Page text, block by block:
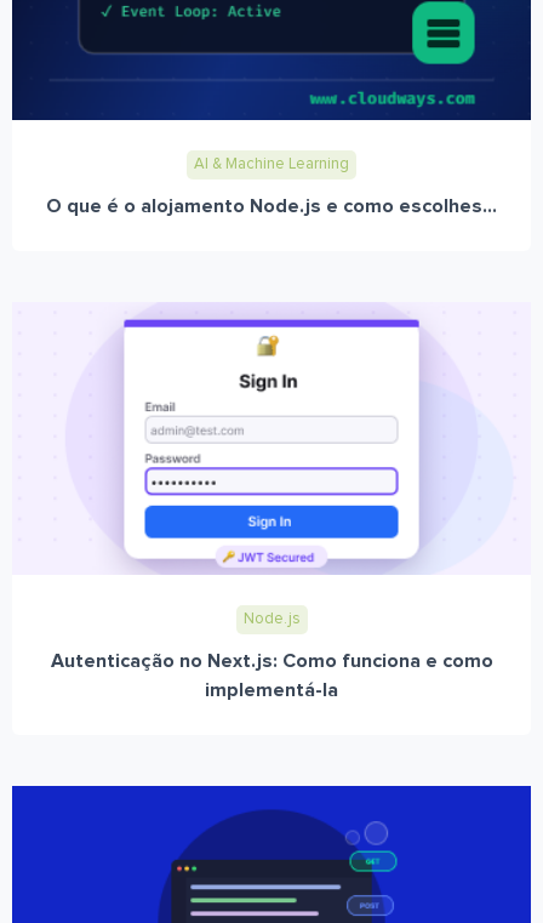
AI & Machine Learning
O que é o alojamento Node.js e como escolhes...
Node.js
Autenticação no Next.js: Como funciona e como
implementá-la